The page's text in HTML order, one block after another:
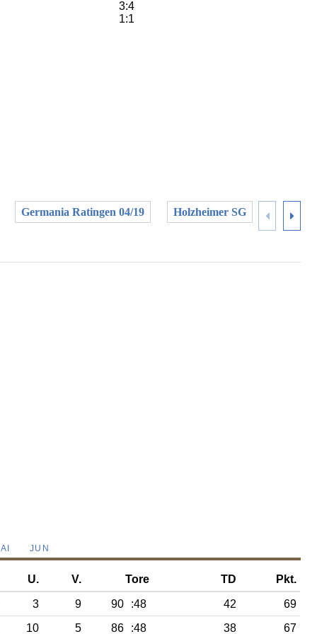
3:4
1:1
Germania Ratingen 04/19 Holzheimer SG KFC
JUN
U. V. Tore TD Pkt.
3 9 90 :48 42
69
10 5 86 :48 38 67